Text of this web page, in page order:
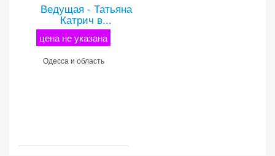
Ведущая - Татьяна
Катрич в...
цена не указана
Одесса и область